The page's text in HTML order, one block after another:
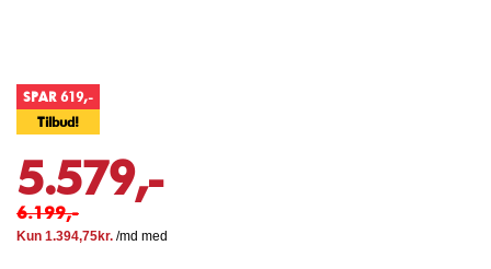
SPAR 619,-
Tilbud!
5.579,-
6.199,-